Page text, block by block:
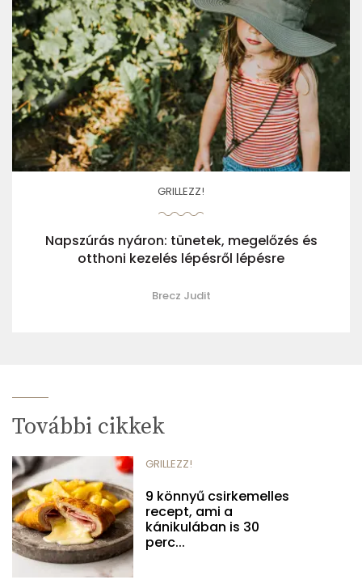
GRILLEZZ!
Napszúrás nyáron: tünetek, megelőzés és
otthoni kezelés lépésről lépésre
Brecz Judit
További cikkek
GRILLEZZ!
9 könnyű csirkemelles
recept, ami a
kánikulában is 30
perc...